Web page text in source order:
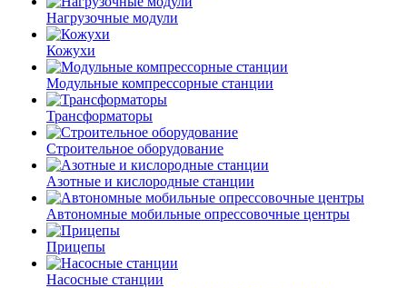
Нагрузочные модули
Кожухи
Модульные компрессорные станции
Трансформаторы
Строительное оборудование
Азотные и кислородные станции
Автономные мобильные опрессовочные центры
Прицепы
Насосные станции